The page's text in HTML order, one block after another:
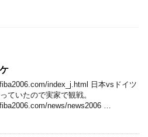
index_j.html 日本vsドイツ
ていたので実家で観戦。
news/news2006 …